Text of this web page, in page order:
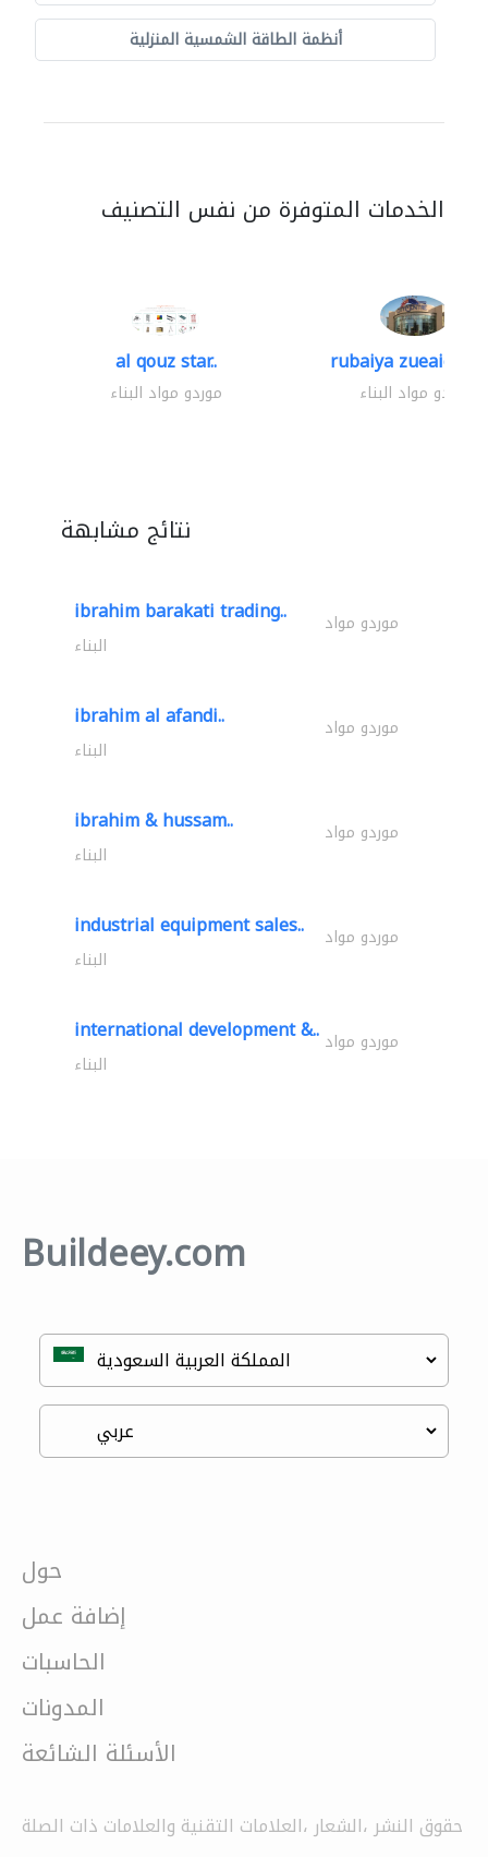
أنظمة الطاقة الشمسية المنزلية
الخدمات المتوفرة من نفس التصنيف
al qouz star..
موردو مواد البناء
rubaiya zueaid
موردو مواد البناء
نتائج مشابهة
ibrahim barakati trading.. موردو مواد
البناء
ibrahim al afandi.. موردو مواد
البناء
ibrahim & hussam.. موردو مواد
البناء
industrial equipment sales.. موردو مواد
البناء
international development &.. موردو مواد
البناء
Buildeey.com
حول
إضافة عمل
الحاسبات
المدونات
الأسئلة الشائعة
حقوق النشر ،الشعار ،العلامات التقنية والعلامات ذات الصلة